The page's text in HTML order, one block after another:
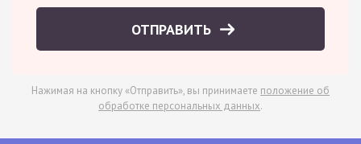
ОТПРАВИТЬ
Нажимая на кнопку «Отправить», вы принимаете положение об
обработке персональных данных.